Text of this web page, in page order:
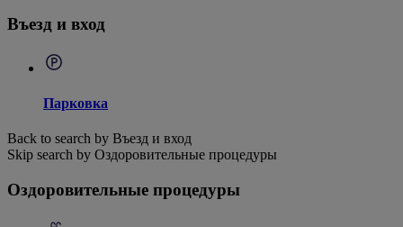
Въезд и вход
Парковка
Back to search by Въезд и вход
Skip search by Оздоровительные процедуры
Оздоровительные процедуры